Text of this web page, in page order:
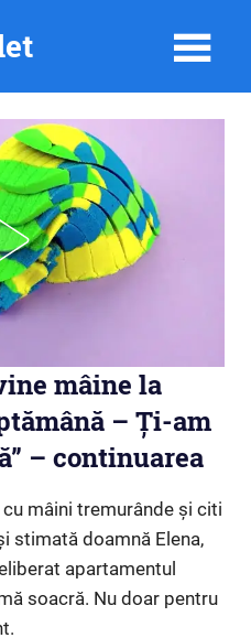
mâine la
– Ți-am
– continuarea
mâini tremurânde și citi
stimată doamnă Elena,
apartamentul
soacră. Nu doar pentru